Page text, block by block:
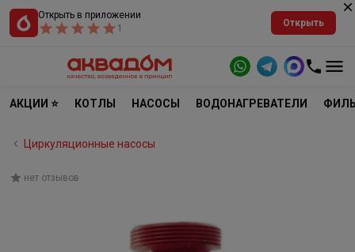
Открыть в приложении
1
Открыть
АКЦИИ ⭐ КОТЛЫ НАСОСЫ ВОДОНАГРЕВАТЕЛИ
Циркуляционные насосы
нет отзывов